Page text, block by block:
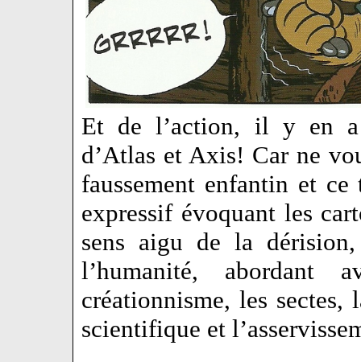
Et de l’action, il y en a
d’Atlas et Axis! Car ne
faussement enfantin et
expressif évoquant les
sens aigu de la
l’humanité,
créationnisme, les
scientifique et